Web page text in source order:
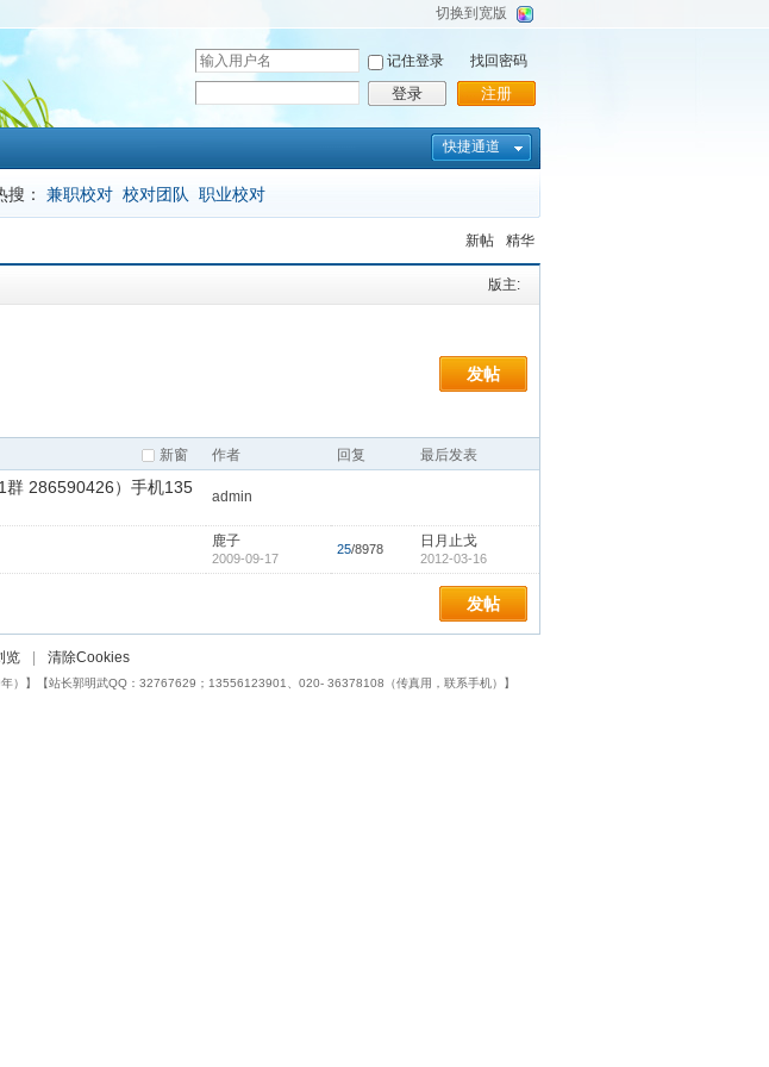
切换到宽版
用
户
名
记住登录
登录
找回密码
注册
快捷通道
搜： 兼职校对 校对团队 职业校对
新帖 精华
版主:
发帖
新窗 作者 回复 最后发表
群 286590426）手机135
admin
鹿子
2009-09-17
25/8978 日月止戈
2012-03-16
发帖
览 清除Cookies
）】【站长郭明武QQ：32767629；13556123901、020- 36378108（传真用，联系手机）】